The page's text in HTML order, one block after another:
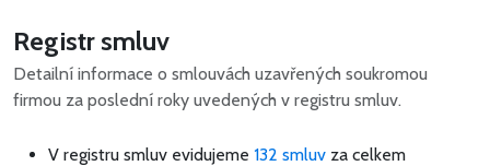
Registr smluv
Detailní informace o smlouvách uzavřených soukromou
firmou za poslední roky uvedených v registru smluv.
V registru smluv evidujeme 132 smluv za celkem